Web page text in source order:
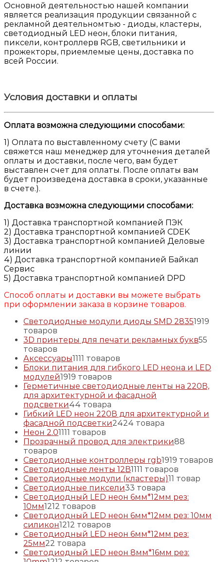
Основной деятельностью нашей компании
является реализация продукции связанной с
рекламной деятельномтью - диоды, кластеры,
светодиодный LED неон, блоки питания,
пиксели, контроллерв RGB, светильники и
прожекторы, приемлемые цены, доставка по
всей России.
Условия доставки и оплаты
Оплата возможна следующими способами:
1) Оплата по выставленному счету (С вами
свяжется наш менеджер для уточнения деталей
оплаты и доставки, после чего, вам будет
выставлен счет для оплаты. После оплаты вам
будет произведена доставка в сроки, указанные
в счете.).
Доставка возможна следующими способами:
1) Доставка транспортной компанией ПЭК
2) Доставка транспортной компанией CDEK
3) Доставка транспортной компанией Деловые
линии
4) Доставка транспортной компанией Байкал
Сервис
5) Доставка транспортной компанией DPD
Способ оплаты и доставки вы можете выбрать
при оформлении заказа в корзине товаров.
Светодиодные модули диоды SMD 28351919
товаров
3D принтеры для печати рекламных букв55
товаров
Аксессуары1111 товаров
Блоки питания для гибкого LED неона и LED
модулей1919 товаров
Герметичные светодиодные ленты на 220В,
для архитектурной и фасадной
подсветки44 товара
Гибкий LED неон 220В для архитектурной и
фасадной подсветки2424 товара
Неон 2.01111 товаров
Прозрачный провод для электрики88
товаров
Светодиодные контроллеры rgb1919 товаров
Светодиодные ленты 12В1111 товаров
Светодиодные модули (кластеры)11 товар
Светодиодные пиксели33 товара
Светодиодный LED неон 6мм*12мм рез:
10мм1212 товаров
Светодиодный LED неон 6мм*12мм рез: 10мм
силикон1212 товаров
Светодиодный LED неон 6мм*12мм рез:
25мм22 товара
Светодиодный LED неон 8мм*16мм рез: